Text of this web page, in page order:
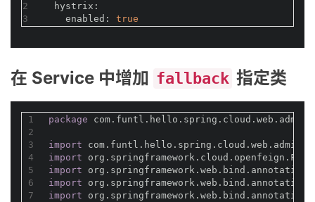
2
3
hystrix:
enabled:
true
在 Service 中增加 fallback 指定类
1
2
3
4
5
6
7
package
import
import
import
import
import